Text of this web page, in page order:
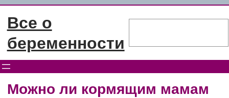
Перейти
содержимому
Все о
беременности
Можно ли кормящим мамам